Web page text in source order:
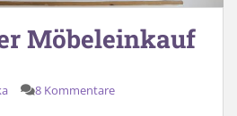
Möbeleinkauf
8 Kommentare